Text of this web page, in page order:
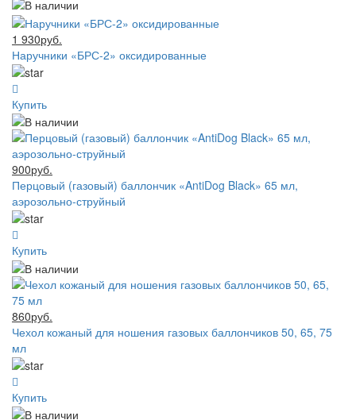
1 930руб.
Наручники «БРС-2» оксидированные
Купить
900руб.
Перцовый (газовый) баллончик «AntiDog Black» 65 мл,
аэрозольно-струйный
Купить
860руб.
Чехол кожаный для ношения газовых баллончиков 50, 65, 75
мл
Купить